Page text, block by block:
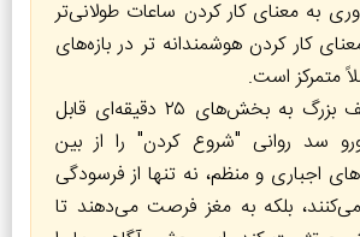
به معنای کار کردن ساعات طولانی‌تر
کار کردن هوشمندانه ‌تر در بازه‌های
متمرکز است.
با شکستن وظایف بزرگ به بخش‌های ۲۵ دقیقه‌ای قابل
سد روانی "شروع کردن" را از بین
اجباری و منظم، نه تنها از فرسودگی
بلکه به مغز فرصت می‌دهند تا